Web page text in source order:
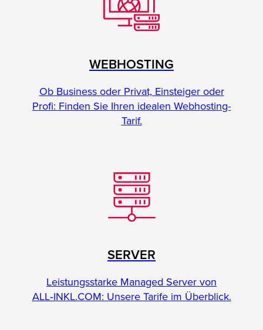
WEBHOSTING
Ob Business oder Privat, Einsteiger oder
Profi: Finden Sie Ihren idealen Webhosting-
Tarif.
SERVER
Leistungsstarke Managed Server von
ALL‑INKL.COM: Unsere Tarife im Überblick.